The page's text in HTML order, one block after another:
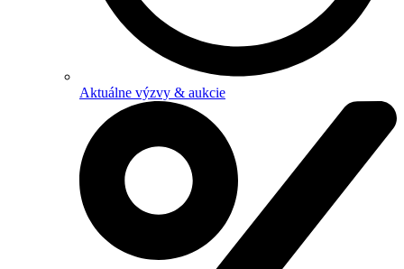
Aktuálne výzvy & aukcie